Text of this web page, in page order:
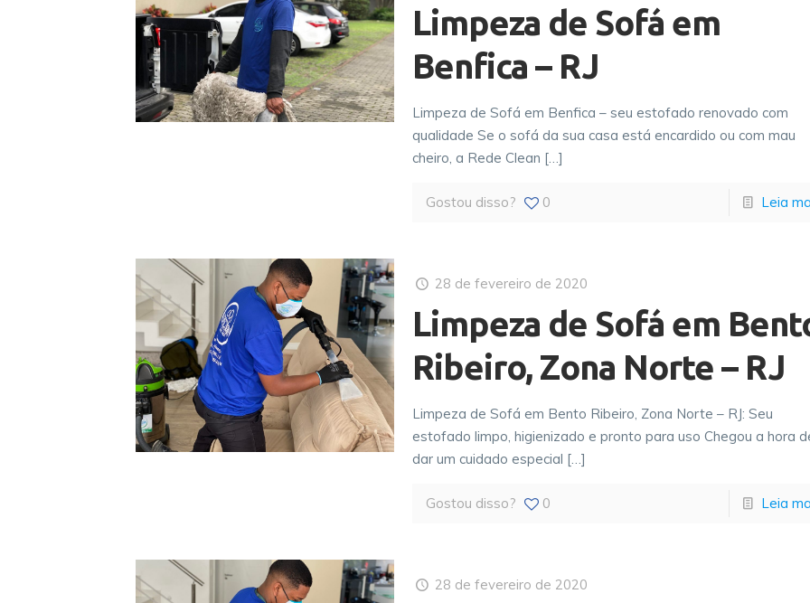
Limpeza de Sofá em
Benfica – RJ
Limpeza de Sofá em Benfica – seu estofado renovado com
qualidade Se o sofá da sua casa está encardido ou com mau
cheiro, a Rede Clean […]
Gostou disso? 0 Leia
28 de fevereiro de 2020
Limpeza de Sofá em
Ribeiro, Zona Norte – RJ
Limpeza de Sofá em Bento Ribeiro, Zona Norte – RJ: Seu
estofado limpo, higienizado e pronto para uso Chegou a hora
dar um cuidado especial […]
Gostou disso? 0 Leia
28 de fevereiro de 2020